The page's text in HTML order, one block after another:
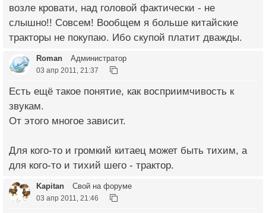
возле кровати, над головой фактически - не
слышно!! Совсем! Вообщем я больше китайские
тракторы не покупаю. Ибо скупой платит дважды.
Roman Администратор
03 апр 2011, 21:37
Есть ещё такое понятие, как восприимчивость к
звукам.
От этого многое зависит.
Для кого-то и громкий китаец может быть тихим, а
для кого-то и тихий шего - трактор.
Kapitan Свой на форуме
03 апр 2011, 21:46